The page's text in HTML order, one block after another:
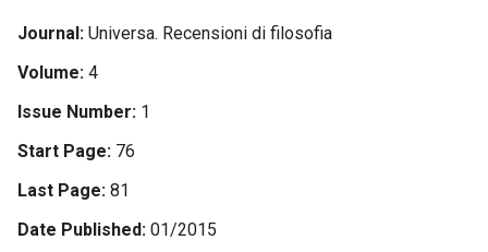
Journal Universa. Recensioni di filosofia
Volume 4
Issue Number 1
Start Page 76
Last Page 81
Date Published 01/2015